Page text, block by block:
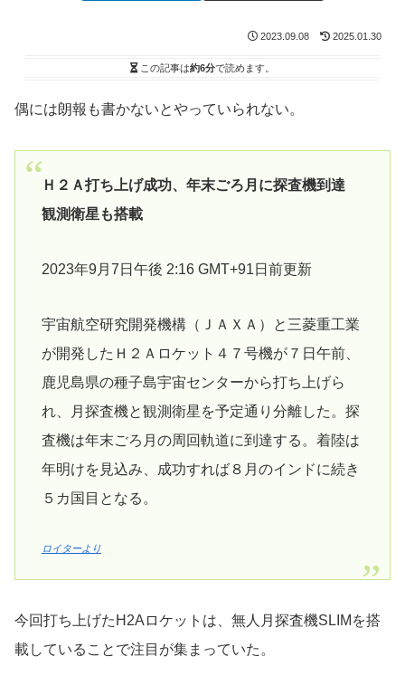
2023.09.08 2025.01.30
この記事は約6分で読めます。
偶には朗報も書かないとやっていられない。
Ｈ２Ａ打ち上げ成功、年末ごろ月に探査機到達
観測衛星も搭載
2023年9月7日午後 2:16 GMT+91日前更新
宇宙航空研究開発機構（ＪＡＸＡ）と三菱重工業
が開発したＨ２Ａロケット４７号機が７日午前、
鹿児島県の種子島宇宙センターから打ち上げら
れ、月探査機と観測衛星を予定通り分離した。探
査機は年末ごろ月の周回軌道に到達する。着陸は
年明けを見込み、成功すれば８月のインドに続き
５カ国目となる。
ロイターより
今回打ち上げたH2Aロケットは、無人月探査機SLIMを搭
載していることで注目が集まっていた。